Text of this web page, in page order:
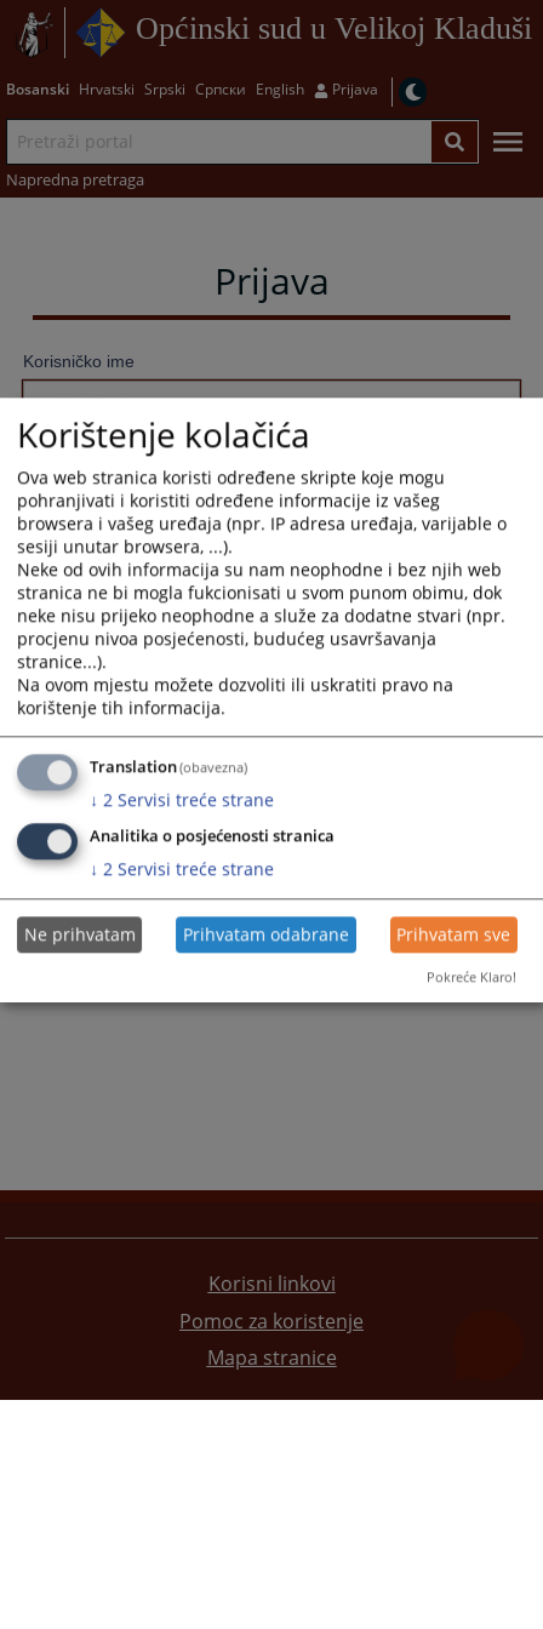
Općinski sud u Velikoj Kladuši
Bosanski Hrvatski Srpski Српски English Prijava
Napredna pretraga
Prijava
Korisničko ime
Zapamti me
Prijava
Zaboravili ste lozinku?
Želite postati član?
Korisni linkovi
Pomoc za koristenje
Mapa stranice
Korištenje kolačića
Ova web stranica koristi određene skripte koje mogu
pohranjivati i koristiti određene informacije iz vašeg
browsera i vašeg uređaja (npr. IP adresa uređaja, varijable o
sesiji unutar browsera, ...).
Neke od ovih informacija su nam neophodne i bez njih web
stranica ne bi mogla fukcionisati u svom punom obimu, dok
neke nisu prijeko neophodne a služe za dodatne stvari (npr.
procjenu nivoa posjećenosti, budućeg usavršavanja
stranice...).
Na ovom mjestu možete dozvoliti ili uskratiti pravo na
korištenje tih informacija.
Translation(obavezna)
↓ 2 Servisi treće strane
Analitika o posjećenosti stranica
↓ 2 Servisi treće strane
Ne prihvatam Prihvatam odabrane Prihvatam sve
Pokreće Klaro!